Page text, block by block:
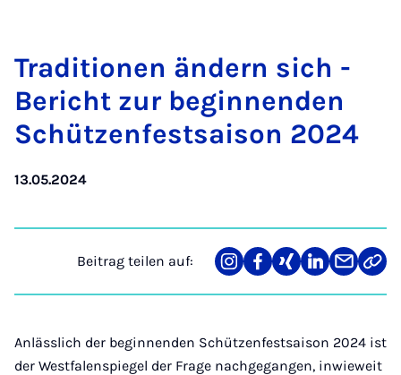
Tra­di­ti­o­nen än­dern sich -
Be­richt zur be­gin­nen­den
Schüt­zen­fest­sai­son 2024
13.05.2024
Beitrag teilen auf:
Teilen
auf
Teilen
auf
Teilen
auf
Teilen
auf
Teilen
über
Mail
Link
Anlässlich der beginnenden Schützenfestsaison 2024 ist
der Westfalenspiegel der Frage nachgegangen, inwieweit